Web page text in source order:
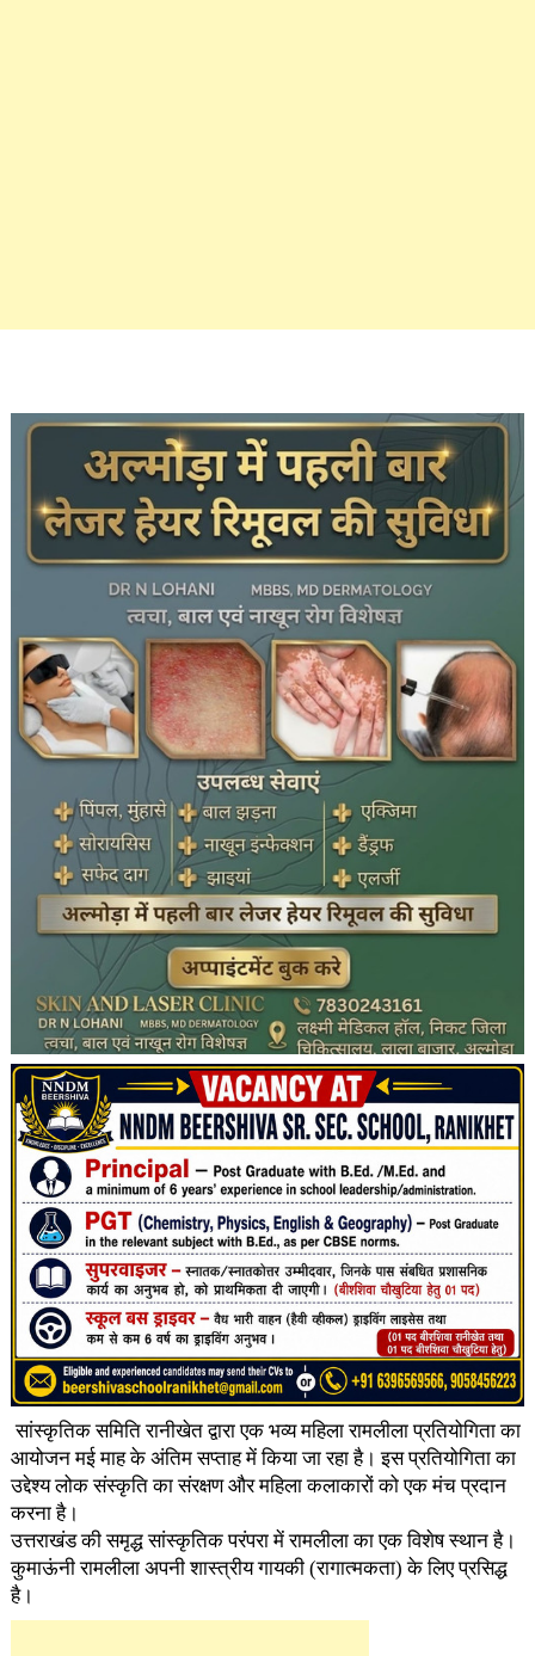
​ सांस्कृतिक समिति रानीखेत द्वारा एक भव्य महिला रामलीला प्रतियोगिता का
आयोजन मई माह के अंतिम सप्ताह में किया जा रहा है। इस प्रतियोगिता का
उद्देश्य लोक संस्कृति का संरक्षण और महिला कलाकारों को एक मंच प्रदान
करना है।
उत्तराखंड की समृद्ध सांस्कृतिक परंपरा में रामलीला का एक विशेष स्थान है।
कुमाऊंनी रामलीला अपनी शास्त्रीय गायकी (रागात्मकता) के लिए प्रसिद्ध
है।